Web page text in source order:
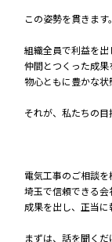
この姿勢を貫きます。
組織全員で利益を出
仲間とつくった成果
物心ともに豊かな状
それが、私たちの目
電気工事のご相談を
埼玉で信頼できる会
成果を出し、正当に
まずは、話を聞くだ